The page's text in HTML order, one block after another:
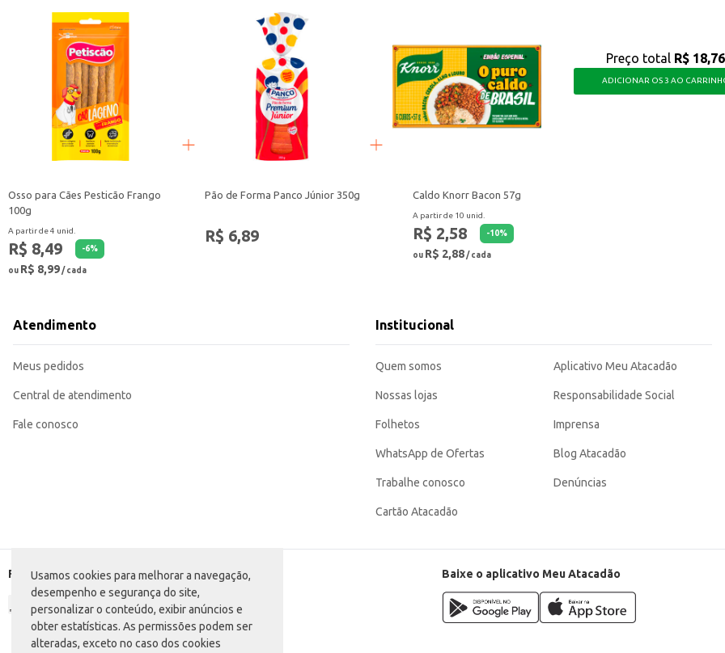
Usamos cookies para melhorar a navegação,
desempenho e segurança do site,
personalizar o conteúdo, exibir anúncios e
obter estatísticas. As permissões podem ser
alteradas, exceto no caso dos cookies
Osso para Cães Pesticão Frango
100g
A partir de 4 unid.
R$ 8,49 -6%
ou R$ 8,99/ cada
Pão de Forma Panco Júnior 350g
R$ 6,89
Caldo Knorr Bacon 57g
A partir de 10 unid.
R$ 2,58 -10%
ou R$ 2,88/ cada
Preço total R$ 18,76
ADICIONAR OS 3 AO
Atendimento
Meus pedidos
Central de atendimento
Fale conosco
Institucional
Quem somos
Nossas lojas
Folhetos
WhatsApp de Ofertas
Trabalhe conosco
Cartão Atacadão
Aplicativo Meu Atacadão
Responsabilidade Social
Imprensa
Blog Atacadão
Denúncias
Formas de pagamento Baixe o aplicativo Meu Atacadão